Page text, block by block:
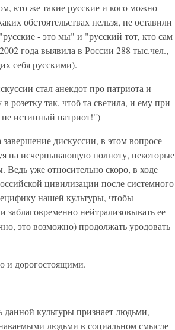
кто же такие русские и кого можно
обстоятельствах нельзя, не оставили
- это мы" и "русский тот, кто сам
года выявила в России 288 тыс.чел.,
себя русскими).
стал анекдот про патриота и
так, чтоб та светила, и ему при
истинный патриот!")
дискуссии, в этом вопросе
на исчерпывающую полноту, некоторые
уже относительно скоро, в ходе
цивилизации после системного
нашей культуры, чтобы
нейтрализовывать ее
это возможно) продолжать уродовать
и дорогостоящими.
данной культуры признает людьми,
людьми в социальном смысле